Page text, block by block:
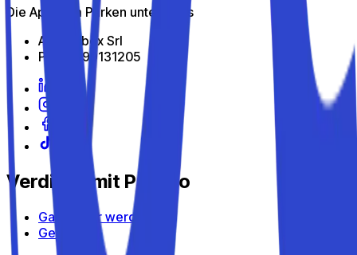
Die App zum Parken unterwegs
All Indabox Srl
P.I: 04099131205
Verdiene mit Parkito
Gastgeber werden
Geräte